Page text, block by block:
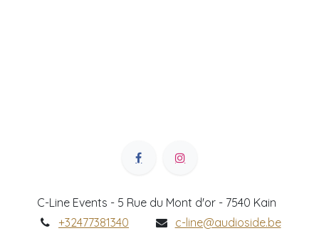
C-Line Events - 5 Rue du Mont d'or - 7540 Kain
+32477381340
c-line@audioside.be